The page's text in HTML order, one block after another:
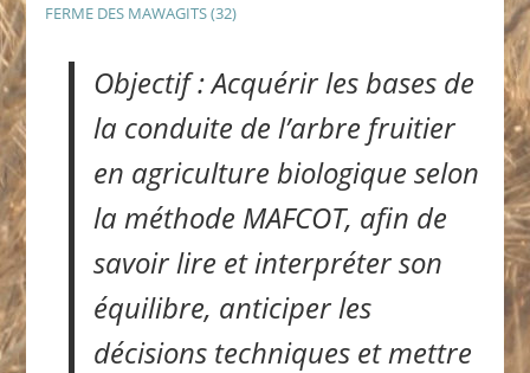
FERME DES MAWAGITS (32)
Objectif : Acquérir les bases de
la conduite de l’arbre fruitier
en agriculture biologique selon
la méthode MAFCOT, afin de
savoir lire et interpréter son
équilibre, anticiper les
décisions techniques et mettre